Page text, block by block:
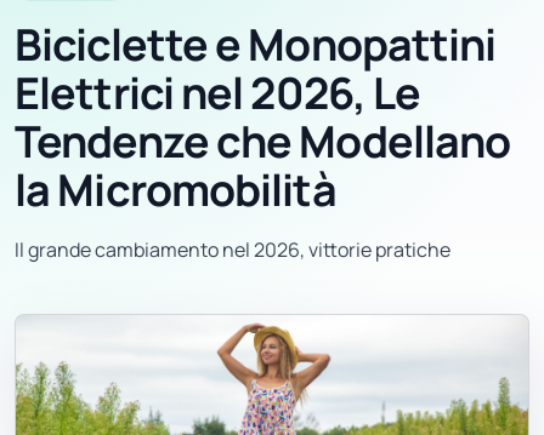
Biciclette e Monopattini
Elettrici nel 2026, Le
Tendenze che Modellano
la Micromobilità
Il grande cambiamento nel 2026, vittorie pratiche